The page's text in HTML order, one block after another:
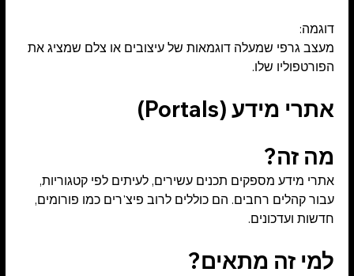
דוגמה:
מעצב גרפי שמעלה דוגמאות של עיצובים או צלם שמציג את
הפורטפוליו שלו.
אתרי מידע (Portals)
מה זה?
אתרי מידע מספקים תכנים עשירים, לעיתים לפי קטגוריות,
עבור קהלים רחבים. הם כוללים לרוב פיצ'רים כמו פורומים,
חדשות ועדכונים.
למי זה מתאים?